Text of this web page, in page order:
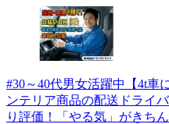
#30～40代男女活躍中【4t車
ンテリア商品の配送ドライ
り評価！「やる気」がきち